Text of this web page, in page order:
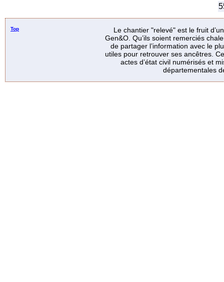
Top
Le chantier "relevé" est le fruit
Gen&O. Qu’ils soient remerciés
de partager l’information avec le
utiles pour retrouver ses ancêtres.
actes d’état civil numérisés et
départementales